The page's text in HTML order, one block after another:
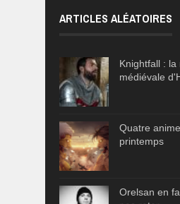
ARTICLES ALÉATOIRES
Knightfall : la
médiévale
Quatre
printemps
Orelsan en